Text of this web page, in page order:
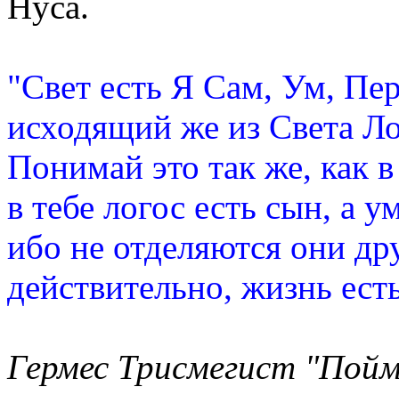
"Свет есть Я Сам, Ум,
исходящий же из Света
Понимай это так же, как
в тебе логос есть сын, а
ибо не отделяются они
действительно, жизнь
Гермес Трисмегист